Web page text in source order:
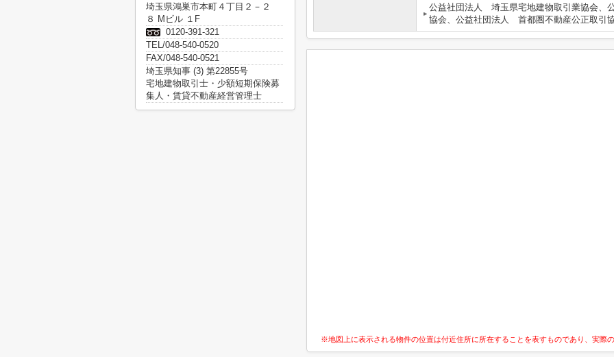
公益社団法人 埼玉県宅地建物取引業協会、
協会、公益社団法人 首都圏不動産公正取引
※地図上に表示される物件の位置は付近住所に所在することを表すものであり、実際
埼玉県鴻巣市本町４丁目２－２
８ Mビル １F
0120-391-321
TEL/048-540-0520
FAX/048-540-0521
埼玉県知事 (3) 第22855号
宅地建物取引士・少額短期保険募
集人・賃貸不動産経営管理士